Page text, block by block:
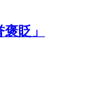
貶」